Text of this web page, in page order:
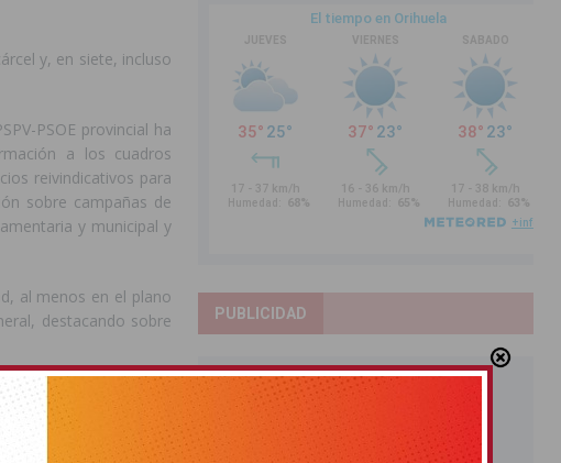
y, en siete, incluso
PSOE provincial ha
a los cuadros
reivindicativos para
sobre campañas de
y municipal y
al menos en el plano
destacando sobre
en el día a día.
a la ciudadanía
PUBLICIDAD